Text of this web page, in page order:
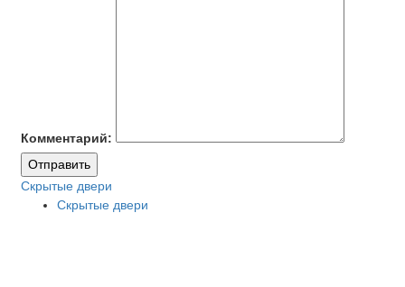
Комментарий:
Отправить
Скрытые двери
Скрытые двери